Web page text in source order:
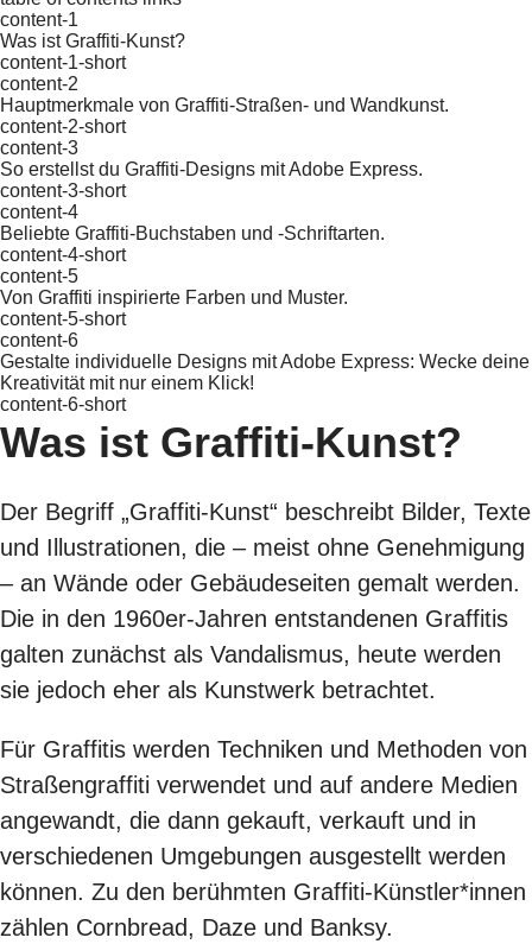
content-1
Was ist Graffiti-Kunst?
content-1-short
content-2
Hauptmerkmale von Graffiti-Straßen- und Wandkunst.
content-2-short
content-3
So erstellst du Graffiti-Designs mit Adobe Express.
content-3-short
content-4
Beliebte Graffiti-Buchstaben und -Schriftarten.
content-4-short
content-5
Von Graffiti inspirierte Farben und Muster.
content-5-short
content-6
Gestalte individuelle Designs mit Adobe Express: Wecke deine
Kreativität mit nur einem Klick!
content-6-short
Was ist Graffiti-Kunst?
Der Begriff „Graffiti-Kunst“ beschreibt Bilder, Texte
und Illustrationen, die – meist ohne Genehmigung
– an Wände oder Gebäudeseiten gemalt werden.
Die in den 1960er-Jahren entstandenen Graffitis
galten zunächst als Vandalismus, heute werden
sie jedoch eher als Kunstwerk betrachtet.
Für Graffitis werden Techniken und Methoden von
Straßengraffiti verwendet und auf andere Medien
angewandt, die dann gekauft, verkauft und in
verschiedenen Umgebungen ausgestellt werden
können. Zu den berühmten Graffiti-Künstler*innen
zählen Cornbread, Daze und Banksy.